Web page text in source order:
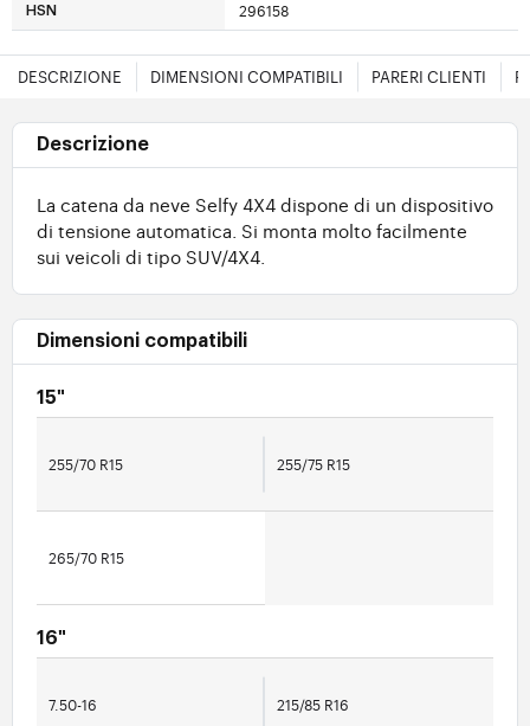
HSN 296158
DESCRIZIONE DIMENSIONI COMPATIBILI PARERI CLIENTI
Descrizione
La catena da neve Selfy 4X4 dispone di un dispositivo
di tensione automatica. Si monta molto facilmente
sui veicoli di tipo SUV/4X4.
Dimensioni compatibili
15"
255/70 R15 255/75 R15
265/70 R15
16"
7.50-16 215/85 R16